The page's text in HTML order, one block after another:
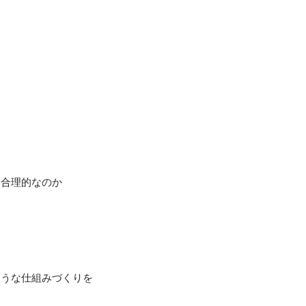
理的なのか
な仕組みづくりを